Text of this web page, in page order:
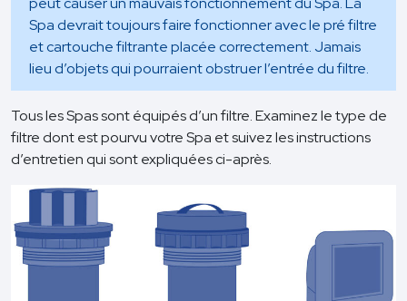
Spa devrait toujours faire fonctionner avec le pré filtre
et cartouche filtrante placée correctement. Jamais
lieu d’objets qui pourraient obstruer l’entrée du filtre.
Tous les Spas sont équipés d’un filtre. Examinez le type de
filtre dont est pourvu votre Spa et suivez les instructions
d’entretien qui sont expliquées ci-après.